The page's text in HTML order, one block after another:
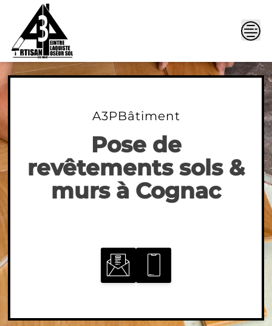
A3PBâtiment
Pose de
revêtements sols &
murs à Cognac